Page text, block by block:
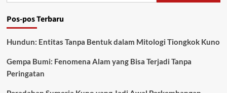
Pusat
dan
Militer
Pos-pos Terbaru
Hundun: Entitas Tanpa Bentuk dalam Mitologi Tiongkok Kuno
Gempa Bumi: Fenomena Alam yang Bisa Terjadi Tanpa
Peringatan